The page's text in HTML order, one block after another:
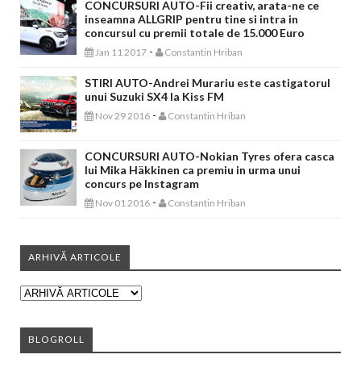
CONCURSURI AUTO-Fii creativ, arata-ne ce
inseamna ALLGRIP pentru tine si intra in
concursul cu premii totale de 15.000 Euro
Jan 11 2017 - Constantin Hriban
STIRI AUTO-Andrei Murariu este castigatorul
unui Suzuki SX4 la Kiss FM
Nov 29 2016 - Constantin Hriban
CONCURSURI AUTO-Nokian Tyres ofera casca
lui Mika Häkkinen ca premiu in urma unui
concurs pe Instagram
Nov 01 2016 - Constantin Hriban
ARHIVĂ ARTICOLE
BLOGROLL